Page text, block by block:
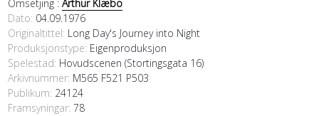
Omsetjing : Arthur Klæbo
Dato 04.09.1976
Originaltittel Long Day's Journey into Night
Produksjonstype: Eigenproduksjon
Spelestad: Hovudscenen (Stortingsgata 16)
Arkivnummer: M565 F521 P503
Publikum: 24124
Framsyningar: 78